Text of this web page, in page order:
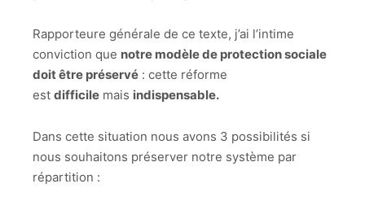
Rapporteure générale de ce texte, j’ai l’intime
conviction que notre modèle de protection sociale
doit être préservé : cette réforme
est difficile mais indispensable.
Dans cette situation nous avons 3 possibilités si
nous souhaitons préserver notre système par
répartition :